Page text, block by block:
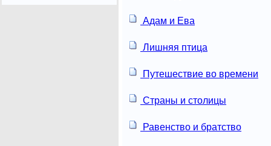
Адам и Ева
Лишняя птица
Путешествие во времени
Страны и столицы
Равенство и братство